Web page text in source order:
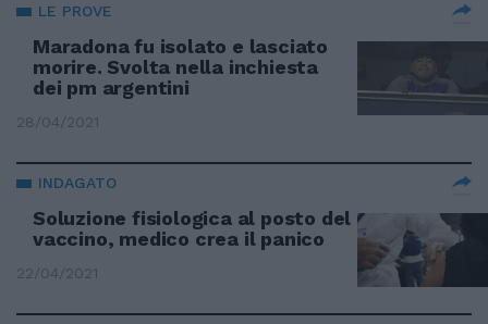
LE PROVE
Maradona fu isolato e lasciato
morire. Svolta nella inchiesta
dei pm argentini
28/04/2021
INDAGATO
Soluzione fisiologica al posto del
vaccino, medico crea il panico
22/04/2021